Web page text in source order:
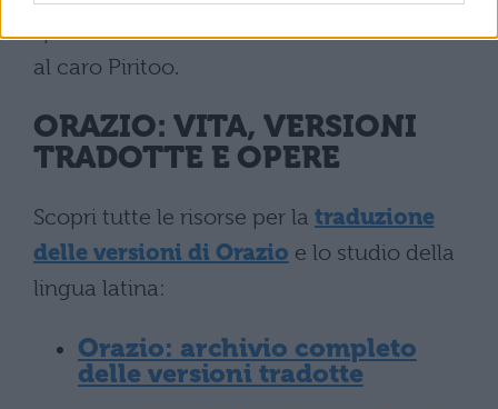
spezzare le catene infernali
al caro Piritoo.
ORAZIO: VITA, VERSIONI
TRADOTTE E OPERE
Scopri tutte le risorse per la traduzione
delle versioni di Orazio e lo studio della
lingua latina:
Orazio: archivio completo
delle versioni tradotte